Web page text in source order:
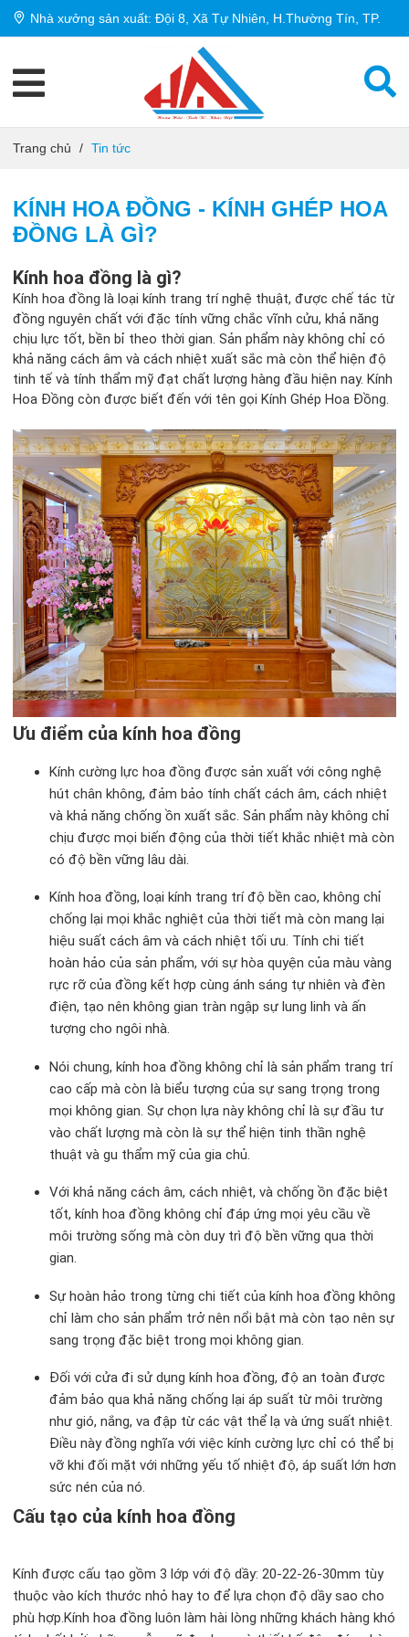
Nhà xưởng sản xuất: Đội 8, Xã Tự Nhiên, H.Thường Tín, TP.
Trang chủ / Tin tức
KÍNH HOA ĐỒNG - KÍNH GHÉP HOA
ĐỒNG LÀ GÌ?
Kính hoa đồng là gì?
Kính hoa đồng là loại kính trang trí nghệ thuật, được chế tác từ
đồng nguyên chất với đặc tính vững chắc vĩnh cửu, khả năng
chịu lực tốt, bền bỉ theo thời gian. Sản phẩm này không chỉ có
khả năng cách âm và cách nhiệt xuất sắc mà còn thể hiện độ
tinh tế và tính thẩm mỹ đạt chất lượng hàng đầu hiện nay. Kính
Hoa Đồng còn được biết đến với tên gọi Kính Ghép Hoa Đồng.
Ưu điểm của kính hoa đồng
Kính cường lực hoa đồng được sản xuất với công nghệ
hút chân không, đảm bảo tính chất cách âm, cách nhiệt
và khả năng chống ồn xuất sắc. Sản phẩm này không chỉ
chịu được mọi biến động của thời tiết khắc nhiệt mà còn
có độ bền vững lâu dài.
Kính hoa đồng, loại kính trang trí độ bền cao, không chỉ
chống lại mọi khắc nghiệt của thời tiết mà còn mang lại
hiệu suất cách âm và cách nhiệt tối ưu. Tính chi tiết
hoàn hảo của sản phẩm, với sự hòa quyện của màu vàng
rực rỡ của đồng kết hợp cùng ánh sáng tự nhiên và đèn
điện, tạo nên không gian tràn ngập sự lung linh và ấn
tượng cho ngôi nhà.
Nói chung, kính hoa đồng không chỉ là sản phẩm trang trí
cao cấp mà còn là biểu tượng của sự sang trọng trong
mọi không gian. Sự chọn lựa này không chỉ là sự đầu tư
vào chất lượng mà còn là sự thể hiện tinh thần nghệ
thuật và gu thẩm mỹ của gia chủ.
Với khả năng cách âm, cách nhiệt, và chống ồn đặc biệt
tốt, kính hoa đồng không chỉ đáp ứng mọi yêu cầu về
môi trường sống mà còn duy trì độ bền vững qua thời
gian.
Sự hoàn hảo trong từng chi tiết của kính hoa đồng không
chỉ làm cho sản phẩm trở nên nổi bật mà còn tạo nên sự
sang trọng đặc biệt trong mọi không gian.
Đối với cửa đi sử dụng kính hoa đồng, độ an toàn được
đảm bảo qua khả năng chống lại áp suất từ môi trường
như gió, nắng, va đập từ các vật thể lạ và ứng suất nhiệt.
Điều này đồng nghĩa với việc kính cường lực chỉ có thể bị
vỡ khi đối mặt với những yếu tố nhiệt độ, áp suất lớn hơn
sức nén của nó.
Cấu tạo của kính hoa đồng
Kính được cấu tạo gồm 3 lớp với độ dầy: 20-22-26-30mm tùy
thuộc vào kích thước nhỏ hay to để lựa chọn độ dầy sao cho
phù hợp.Kính hoa đồng luôn làm hài lòng những khách hàng khó